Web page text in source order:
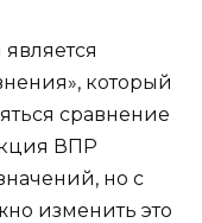
который
сравнение
ВПР
но с
изменить это